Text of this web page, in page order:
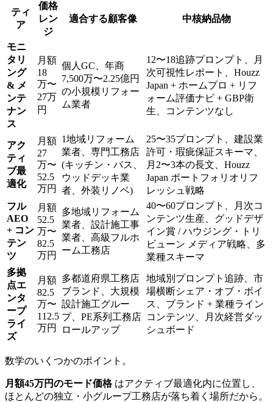
ティ
ア
価格
レン
ジ
適合する顧客像 中核納品物
モニ
タリ
ング
& メ
ンテ
ナン
ス
月額
18
万〜
27万
円
個人GC、年商
7,500万〜2.25億円
の小規模リフォー
ム業者
12〜18追跡プロンプト、月
次可視性レポート、Houzz
Japan + ホームプロ + リフ
ォーム評価ナビ + GBP衛
生、コンテンツなし
アク
ティ
ブ最
適化
月額
27
万〜
52.5
万円
1地域リフォーム
業者、専門工務店
(キッチン・バス、
ウッドデッキ業
者、外装リノベ)
25〜35プロンプト、建設業
許可・瑕疵保証スキーマ、
月2〜3本の長文、Houzz
Japan ポートフォリオリフ
レッシュ戦略
フル
AEO
+ コン
テン
ツ
月額
52.5
万〜
82.5
万円
多地域リフォーム
業者、設計施工事
業者、高級フルホ
ーム工務店
40〜60プロンプト、月次コ
ンテンツ生産、グッドデザ
イン賞 / ハウジング・トリ
ビューン メディア戦略、多
業種スキーマ
多拠
点エ
ンタ
ープ
ライ
ズ
月額
82.5
万〜
112.5
万円
多都道府県工務店
ブランド、大規模
設計施工グルー
プ、PE系列工務店
ロールアップ
地域別プロンプト追跡、市
場横断シェア・オブ・ボイ
ス、ブランド + 業種ライン
コンテンツ、月次経営ダッ
シュボード
数学のいくつかのポイント。
月額45万円のモード価格はアクティブ最適化内に位置し、
ほとんどの独立・小グループ工務店が落ち着く場所だから。